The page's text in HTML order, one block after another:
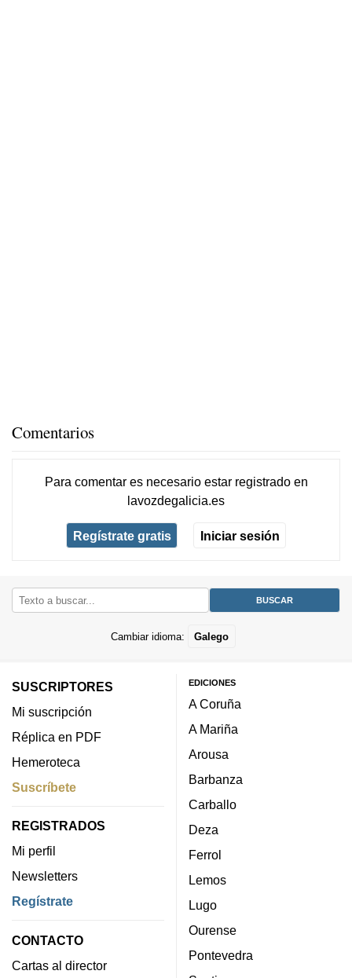
Comentarios
Para comentar es necesario estar registradoen
lavozdegalicia.es
Regístrate gratis Iniciar sesión
Cambiar idioma: Galego
SUSCRIPTORES
Mi suscripción
Réplica en PDF
Hemeroteca
Suscríbete
REGISTRADOS
Mi perfil
Newsletters
Regístrate
CONTACTO
Cartas al director
EDICIONES
A Coruña
A Mariña
Arousa
Barbanza
Carballo
Deza
Ferrol
Lemos
Lugo
Ourense
Pontevedra